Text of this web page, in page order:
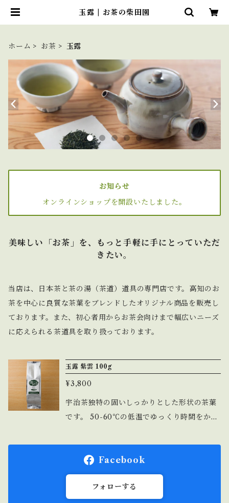
玉露 | お茶の柴田園
ホーム お茶 玉露
お知らせ
オンラインショップを開設いたしました。
美味しい「お茶」を、もっと手軽に手にとっていただ
きたい。
当店は、日本茶と茶の湯（茶道）道具の専門店です。高知のお
茶を中心に良質な茶葉をブレンドしたオリジナル商品を販売し
ております。また、初心者用からお茶会向けまで幅広いニーズ
に応えられる茶道具を取り扱っております。
玉露 紫雲 100g
¥3,800
宇治茶独特の固いしっかりとした形状の茶葉
です。 50-60℃の低温でゆっくり時間をかけ
「うまみ」が味わえます。 煎茶道の茶会にも
使用していただいています。
Facebook
フォローする